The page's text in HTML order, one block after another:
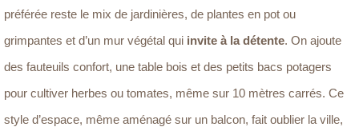
préférée reste le mix de jardinières, de plantes en pot ou
grimpantes et d’un mur végétal qui invite à la détente. On ajoute
des fauteuils confort, une table bois et des petits bacs potagers
pour cultiver herbes ou tomates, même sur 10 mètres carrés. Ce
style d’espace, même aménagé sur un balcon, fait oublier la ville,